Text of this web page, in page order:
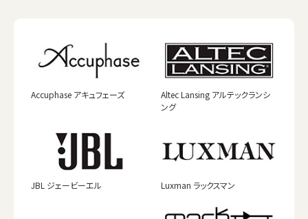
Accuphase アキュフェーズ
Altec Lansing アルテックランシ
ング
JBL ジェービーエル Luxman ラックスマン